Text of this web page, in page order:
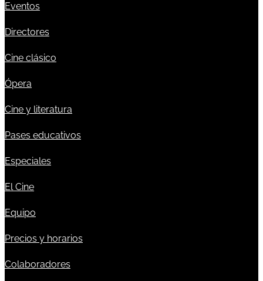
Eventos
Directores
Cine clásico
Ópera
Cine y literatura
Pases educativos
Especiales
El Cine
Equipo
Precios y horarios
Colaboradores